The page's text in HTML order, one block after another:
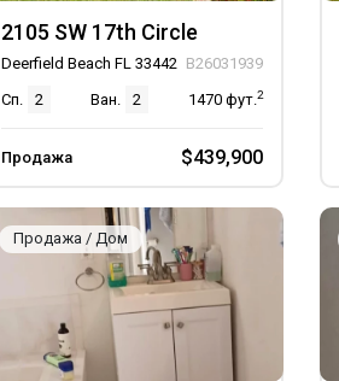
2105 SW 17th Circle
Deerfield Beach FL 33442 B26031939
Сп.
2 Ван. 2 1470 фут.2
Продажа $439,900
Продажа / Дом